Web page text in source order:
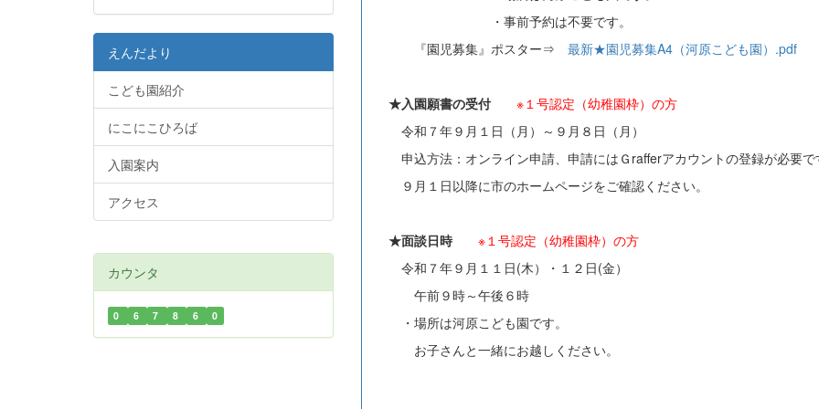
・事前予約は不要です。
『園児募集』ポスター⇒ 最新★園児募集A4（河原こども園）.pdf
★入園願書の受付
※１号認定（幼稚園枠）の方
令和７年９月１日（月）～９月８日（月）
申込方法：オンライン申請、申請にはＧrafferアカウントの登録が必要で
９月１日以降に市のホームページをご確認ください。
★面談日時
※１号認定（幼稚園枠）の方
令和７年９月１１日(木）・１２日(金）
午前９時～午後６時
・場所は河原こども園です。
お子さんと一緒にお越しください。
えんだより
こども園紹介
にこにこひろば
入園案内
アクセス
カウンタ
0 6 7 8 6 0